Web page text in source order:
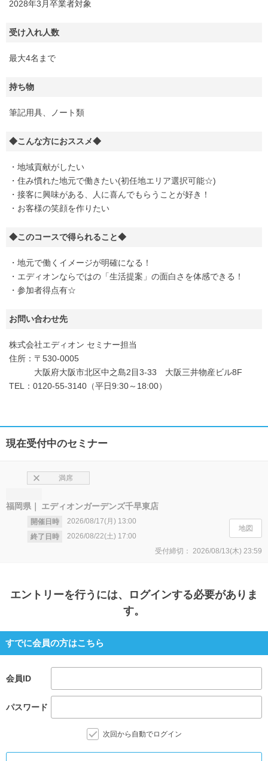
2028年3月卒業者対象
受け入れ人数
最大4名まで
持ち物
筆記用具、ノート類
◆こんな方におススメ◆
・地域貢献がしたい
・住み慣れた地元で働きたい(初任地エリア選択可能☆)
・接客に興味がある、人に喜んでもらうことが好き！
・お客様の笑顔を作りたい
◆このコースで得られること◆
・地元で働くイメージが明確になる！
・エディオンならではの「生活提案」の面白さを体感できる！
・参加者得点有☆
お問い合わせ先
株式会社エディオン セミナー担当
住所：〒530-0005
大阪府大阪市北区中之島2目3-33 大阪三井物産ビル8F
TEL：0120-55-3140（平日9:30～18:00）
現在受付中のセミナー
福岡県 エディオンガーデンズ千早東店
開催日時 2026/08/17(月) 13:00
終了日時
2026/08/22(土) 17:00
満席
受付締切： 2026/08/13(木) 23:59
地図
エントリーを行うには、ログインする必要がありま
す。
すでに会員の方はこちら
会員ID
パスワード
次回から自動でログイン